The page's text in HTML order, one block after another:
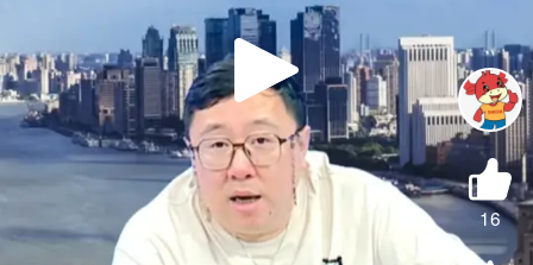
Play
Video
16